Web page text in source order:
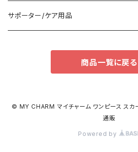
パンツドレス
バックパック
その他
半袖/5分
ペチコート/ペチパンツ
ワンピース
ブーツ
その他
セット販売
タイツ
サポーター/ケア用品
商品一覧に戻る
© MY CHARM マイチャーム ワンピース スカー
通販
Powered by